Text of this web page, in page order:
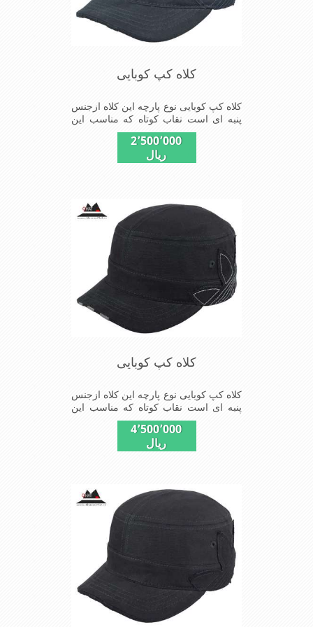
کلاه کپ کوبایی
کلاه کپ کوبایی نوع پارچه این کلاه ازجنس
پنبه ای است نقاب کوتاه که مناسب این
شکل ازکلاه است شیک و مناسب افراد
خوش پوش جنس عالی ,دوخت
مناسب,سبکی,خوش فرمی از
2٬500٬000
ریال
کلاه کپ کوبایی
کلاه کپ کوبایی نوع پارچه این کلاه ازجنس
پنبه ای است نقاب کوتاه که مناسب این
شکل ازکلاه است شیک و مناسب افراد
خوش پوش جنس عالی ,دوخت
مناسب,سبکی,خوش فرمی از
4٬500٬000
ریال